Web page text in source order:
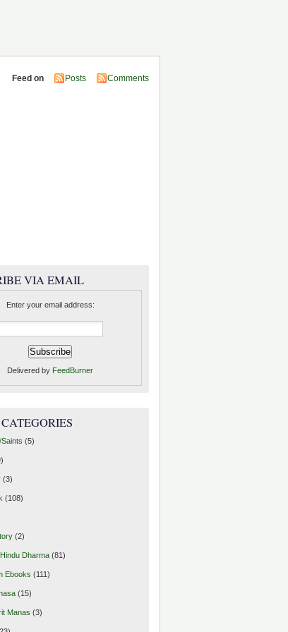
Feed on Posts Comments
VIA EMAIL
Enter your email address:
Delivered by FeedBurner
(5)
(3)
(108)
(2)
Dharma(81)
Ebooks (111)
(15)
Manas (3)